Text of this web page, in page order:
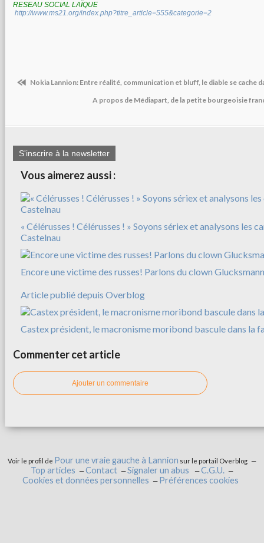
RESEAU SOCIAL LAÏQUE
http://www.ms21.org/index.php?titre_article=555&categorie=2
Nokia Lannion: Entre réalité, communication et bluff, le diable se cache
A propos de Médiapart, de la petite bourgeoisie
S'inscrire à la newsletter
Vous aimerez aussi :
« Célérusses ! Célérusses ! » Soyons sériex et analysons les
Castelnau
Encore une victime des russes! Parlons du clown Glucksmann
Article publié depuis Overblog
Castex président, le macronisme moribond bascule dans la
Commenter cet article
Ajouter un commentaire
Voir le profil de Pour une vraie gauche à Lannion sur le portail Overblog
Top articles Contact Signaler un abus
C.G.U.
Cookies et données personnelles
Préférences cookies